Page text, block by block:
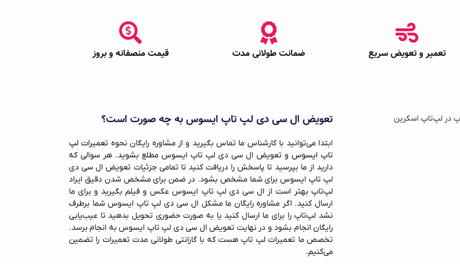
تعمیر و تعویض سریع ضمانت طولانی مدت قیمت منصفانه و بروز
تعویض ال سی دی لپ تاپ ایسوس به چه صورت است؟
ابتدا می‌توانید با کارشناس ما تماس بگیرید و از مشاوره رایگان نحوه تعمیرات لپ
تاپ ایسوس و تعویض ال سی دی لپ تاپ ایسوس مطلع بشوید. هر سوالی که
دارید از ما بپرسید تا پاسخش را دریافت کنید تا تمامی جزئیات تعویض ال سی دی
لپ تاپ ایسوس برای شما مشخص بشود. در ضمن برای مشخص شدن دقیق ایراد
لپ‌تاپ بهتر است از ال سی دی لپ‌ تاپ ایسوس عکس و فیلم بگیرید و برای ما
ارسال کنید. اگر مشاوره رایگان ما مشکل ال سی دی لپ‌ تاپ ایسوس شما برطرف
نشد لپ‌تاپ را برای ما ارسال کنید یا به صورت حضوری تحویل بدهید تا عیب‌یابی
رایگان انجام بشود و در نهایت تعویض ال سی دی لپ‌ تاپ ایسوس به انجام برسد.
تخصص ما تعمیرات لپ‌ تاپ هست که با گارانتی طولانی مدت تعمیرات را تضمین
می‌کنیم.